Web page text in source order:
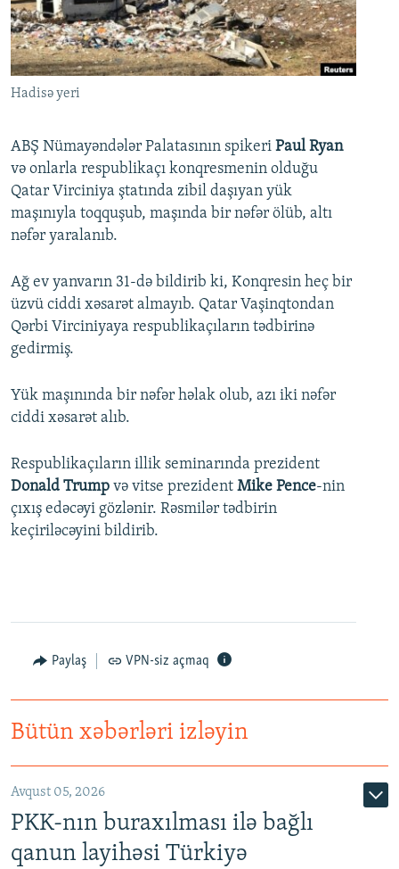
İNFOQRAFIKA
KARIKATURA
AZƏRBAYCAN ƏDƏBIYYATI KITABXANASI
İSLAM VƏ DEMOKRATIYA
MISSIYAMIZ
PEŞƏ ETIKASI VƏ JURNALISTIKA STANDARTLARIMIZ
BIZIMLƏ ƏLAQƏ
XƏBƏR BÜLLETENLƏRIMIZ
BIZI IZLƏ
Hadisə yeri
ABŞ Nümayəndələr Palatasının spikeri Paul Ryan
və onlarla respublikaçı konqresmenin olduğu
Qatar Virciniya ştatında zibil daşıyan yük
maşınıyla toqquşub, maşında bir nəfər ölüb, altı
nəfər yaralanıb.
Ağ ev yanvarın 31-də bildirib ki, Konqresin heç bir
üzvü ciddi xəsarət almayıb. Qatar Vaşinqtondan
Qərbi Virciniyaya respublikaçıların tədbirinə
gedirmiş.
Yük maşınında bir nəfər həlak olub, azı iki nəfər
ciddi xəsarət alıb.
Respublikaçıların illik seminarında prezident
Donald Trump və vitse prezident Mike Pence-nin
çıxış edəcəyi gözlənir. Rəsmilər tədbirin
keçiriləcəyini bildirib.
Paylaş VPN-siz açmaq
Bütün xəbərləri izləyin
Avqust 05, 2026
PKK-nın buraxılması ilə bağlı
qanun layihəsi Türkiyə